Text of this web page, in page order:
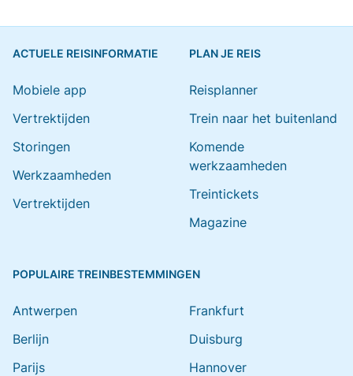
ACTUELE REISINFORMATIE
Mobiele app
Vertrektijden
Storingen
Werkzaamheden
Vertrektijden
PLAN JE REIS
Reisplanner
Trein naar het buitenland
Komende
werkzaamheden
Treintickets
Magazine
POPULAIRE TREINBESTEMMINGEN
Antwerpen
Berlijn
Parijs
Frankfurt
Duisburg
Hannover